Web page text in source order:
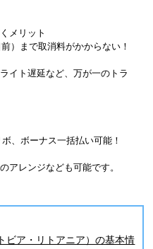
メリット
）まで取消料がかからない！
イト遅延など、万が一のトラ
、ボーナス一括払い可能！
アレンジなども可能です。
ア・リトアニア）の基本情